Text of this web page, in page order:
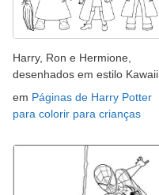
Harry, Ron e Hermione,
desenhados em estilo Kawaii
em Páginas de Harry Potter
para colorir para crianças